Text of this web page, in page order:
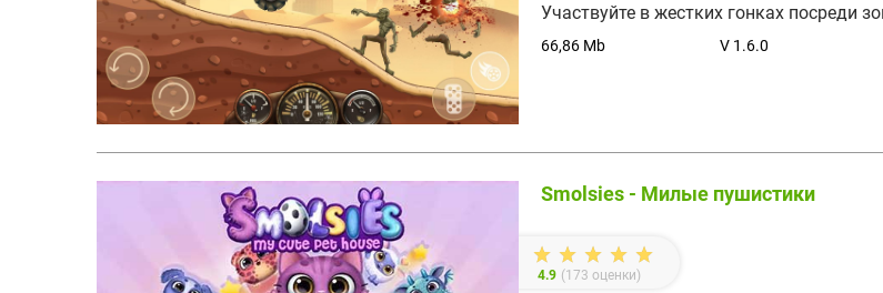
Участвуйте в жестких гонках посреди
66,86 Mb V 1.6.0
Smolsies - Милые пушистики
4.9 (173 оценки)